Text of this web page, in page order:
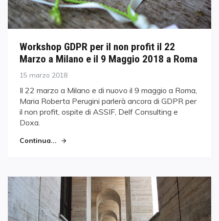
Workshop GDPR per il non profit il 22
Marzo a Milano e il 9 Maggio 2018 a Roma
Posted
15 marzo 2018
Il 22 marzo a Milano e di nuovo il 9 maggio a Roma,
Maria Roberta Perugini parlerà ancora di GDPR per
il non profit, ospite di ASSIF, Delf Consulting e
Doxa.
Continua...